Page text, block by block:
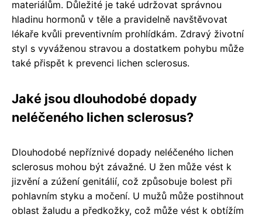
materiálům. Důležité je také udržovat správnou
hladinu hormonů v těle a pravidelně navštěvovat
lékaře kvůli preventivním prohlídkám. Zdravý životní
styl s vyváženou stravou a dostatkem pohybu může
také přispět k prevenci lichen sclerosus.
Jaké jsou dlouhodobé dopady
neléčeného lichen sclerosus?
Dlouhodobé nepříznivé dopady neléčeného lichen
sclerosus mohou být závažné. U žen může vést k
jizvění a zúžení genitálií, což způsobuje bolest při
pohlavním styku a močení. U mužů může postihnout
oblast žaludu a předkožky, což může vést k obtížím